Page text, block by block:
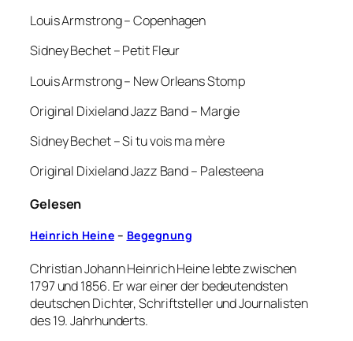
Louis Armstrong – Copenhagen
Sidney Bechet – Petit Fleur
Louis Armstrong – New Orleans Stomp
Original Dixieland Jazz Band – Margie
Sidney Bechet – Si tu vois ma mère
Original Dixieland Jazz Band – Palesteena
Gelesen
Heinrich Heine – Begegnung
Christian Johann Heinrich Heine lebte zwischen
1797 und 1856. Er war einer der bedeutendsten
deutschen Dichter, Schriftsteller und Journalisten
des 19. Jahrhunderts.